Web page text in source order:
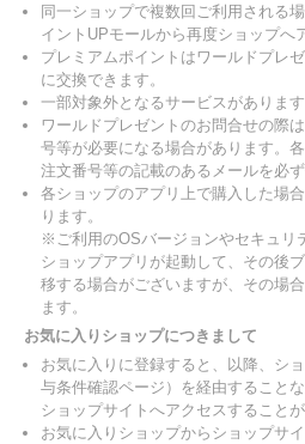
同一ショップで複数回ご利用される
イントUPモールから再度ショップへ
プレミアムポイントはワールドプレ
に交換できます。
一部対象外となるサービスがあります
ワールドプレゼントのお問合せの際
号等が必要になる場合があります。
注文番号等の記載のあるメールを必ず
各ショップのアプリ上で購入した場
ります。
※ご利用のOSバージョンやセキュリ
ショップアプリが起動して、その後
移する場合がございますが、その場
ます。
お気に入りショップにつきまして
お気に入りに登録すると、以降、シ
与条件確認ページ）を経由すること
ショップサイトへアクセスすることが
お気に入りショップからショップサ